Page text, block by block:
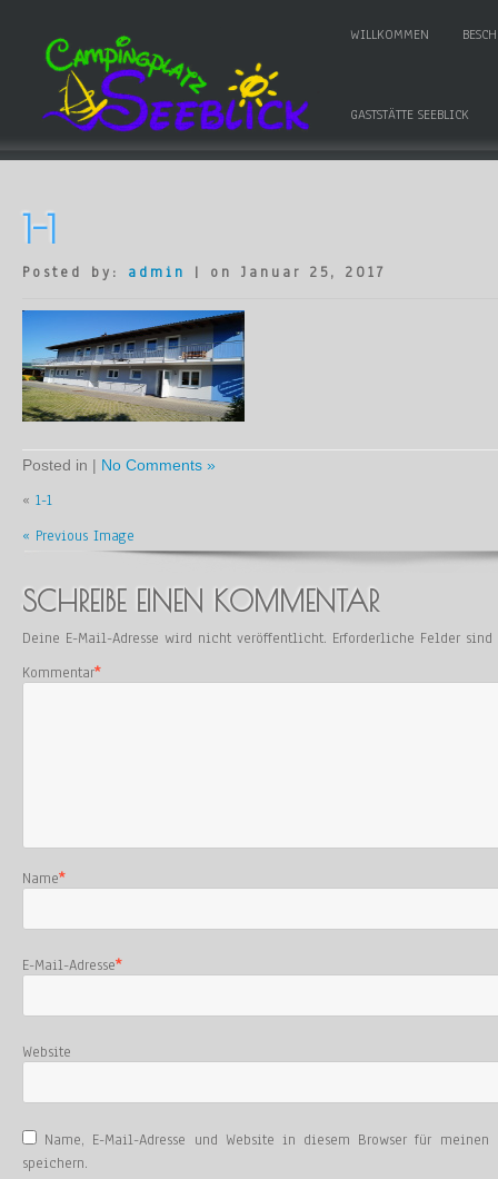
WILLKOMMEN
GASTSTÄTTE SEEBLICK
1-1
Posted by: admin | on Januar 25, 2017
Posted in | No Comments »
« 1-1
« Previous Image
SCHREIBE EINEN KOMMENTAR
Deine E-Mail-Adresse wird nicht veröffentlicht. Erforderliche Felder
Kommentar*
Name*
E-Mail-Adresse*
Website
Name, E-Mail-Adresse und Website in diesem Browser für meinen
speichern.